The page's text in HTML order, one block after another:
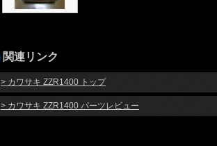
関連リンク
> カワサキ ZZR1400 トップ
> カワサキ ZZR1400 パーツレビュー